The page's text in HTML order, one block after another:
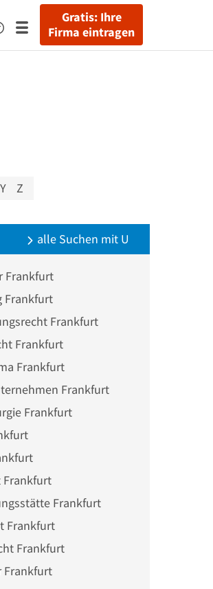
Gratis: Ihre
Firma eintragen
Y Z
alle Suchen mit U
Frankfurt
Frankfurt
Frankfurt
Frankfurt
Frankfurt
Frankfurt
Frankfurt
Frankfurt
Frankfurt
Frankfurt
Frankfurt
Frankfurt